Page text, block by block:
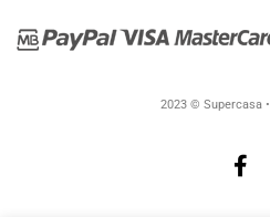
2023 © Supercasa •